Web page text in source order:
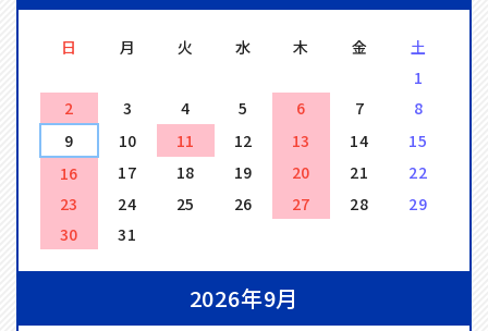
日 月 火 水 木 金
土
1
2
3 4 5 6 7
8
9
10 11 12 13 14
15
16
17 18 19 20 21
22
23
24 25 26 27 28
29
30
31
2026年9月